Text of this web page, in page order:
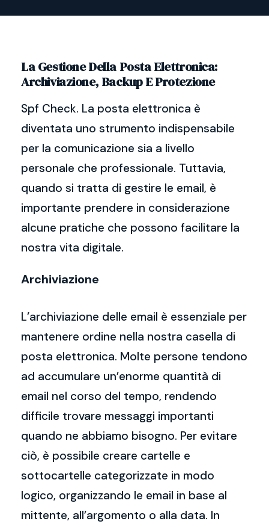
La Gestione Della Posta Elettronica:
Archiviazione, Backup E Protezione
Spf Check. La posta elettronica è
diventata uno strumento indispensabile
per la comunicazione sia a livello
personale che professionale. Tuttavia,
quando si tratta di gestire le email, è
importante prendere in considerazione
alcune pratiche che possono facilitare la
nostra vita digitale.
Archiviazione
L’archiviazione delle email è essenziale per
mantenere ordine nella nostra casella di
posta elettronica. Molte persone tendono
ad accumulare un’enorme quantità di
email nel corso del tempo, rendendo
difficile trovare messaggi importanti
quando ne abbiamo bisogno. Per evitare
ciò, è possibile creare cartelle e
sottocartelle categorizzate in modo
logico, organizzando le email in base al
mittente, all’argomento o alla data. In